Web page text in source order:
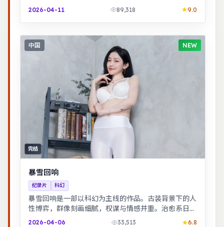
代浪潮里做出艰难抉择，最终与自我和解。
2026-04-11 89,318 9.0
中国 NEW
完结
暴雪回响
纪录片 科幻
暴雪回响是一部以科幻为主线的作品。古装背景下的人
性博弈，群像刻画细腻，权谋与情感并重。治愈系日常
流，节奏舒缓，适合放松解压观看。
2026-04-06 33,513 6.8